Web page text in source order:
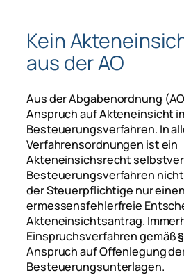
Kein
aus der AO
Aus der Abgabenordnung
Anspruch auf Akteneinsicht
Besteuerungsverfahren. In
Verfahrensordnungen ist ein
Akteneinsichsrecht
Besteuerungsverfahren
der Steuerpflichtige nur
ermessensfehlerfreie
Akteneinsichtsantrag.
Einspruchsverfahren gemäß
Anspruch auf Offenlegung
Besteuerungsunterlagen.